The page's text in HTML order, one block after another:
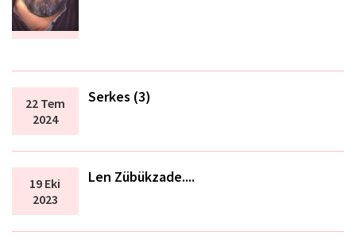
22 Tem
2024
Serkes (3)
19 Eki
2023
Len Zübükzade....